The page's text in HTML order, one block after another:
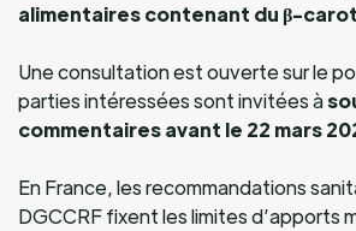
alimentaires contenant du β-
Une consultation est ouverte sur le
parties intéressées sont invitées à
commentaires avant le 22 mars
En France, les recommandations
DGCCRF fixent les limites d’apports